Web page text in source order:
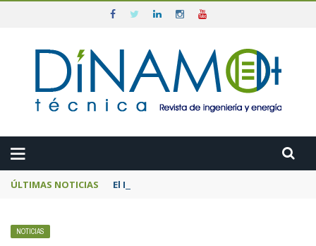
ÚLTIMAS NOTICIAS El MITECO prepara una subasta de 600
NOTICIAS